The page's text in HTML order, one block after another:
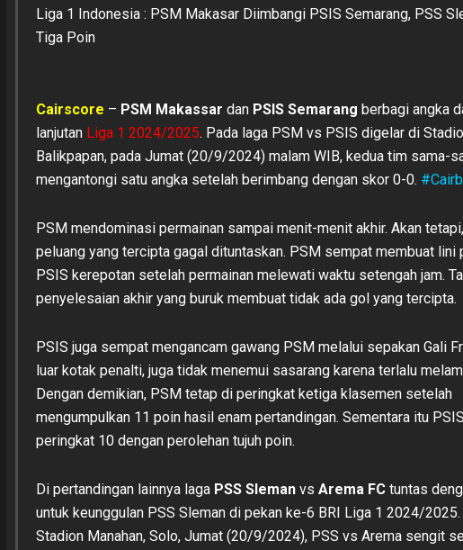
Liga 1 Indonesia : PSM Makasar Diimbangi PSIS Semarang, PSS
Tiga Poin
Cairscore – PSM Makassar dan PSIS Semarang berbagi angka
lanjutan Liga 1 2024/2025. Pada laga PSM vs PSIS digelar di
Balikpapan, pada Jumat (20/9/2024) malam WIB, kedua tim sama-
mengantongi satu angka setelah berimbang dengan skor 0-0.
PSM mendominasi permainan sampai menit-menit akhir. Akan
peluang yang tercipta gagal dituntaskan. PSM sempat membuat lini
PSIS kerepotan setelah permainan melewati waktu setengah jam.
penyelesaian akhir yang buruk membuat tidak ada gol yang tercipta.
PSIS juga sempat mengancam gawang PSM melalui sepakan Gali
luar kotak penalti, juga tidak menemui sasarang karena terlalu
Dengan demikian, PSM tetap di peringkat ketiga klasemen setelah
mengumpulkan 11 poin hasil enam pertandingan. Sementara itu
peringkat 10 dengan perolehan tujuh poin.
Di pertandingan lainnya laga PSS Sleman vs Arema FC tuntas
untuk keunggulan PSS Sleman di pekan ke-6 BRI Liga 1 2024/
Stadion Manahan, Solo, Jumat (20/9/2024), PSS vs Arema sengit